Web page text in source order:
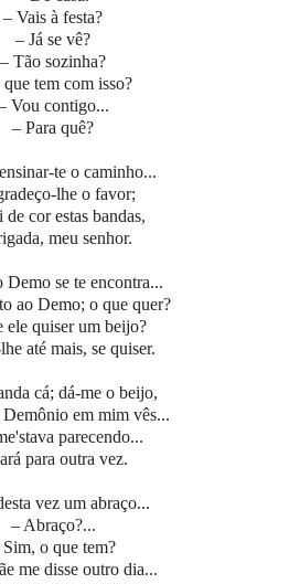
– Vais à festa?
– Já se vê?
– Tão sozinha?
tem com isso?
Vou contigo...
– Para quê?
te o caminho...
lhe o favor;
de cor estas bandas,
meu senhor.
Demo se te encontra...
ao Demo; o que quer?
ele quiser um beijo?
até mais, se quiser.
cá; dá-me o beijo,
em mim vês...
parecendo...
para outra vez.
vez um abraço...
– Abraço?...
Sim, o que tem?
me disse outro dia...